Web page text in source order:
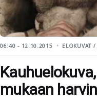
06:40 - 12.10.2015 ELOKUVAT /
mukaan